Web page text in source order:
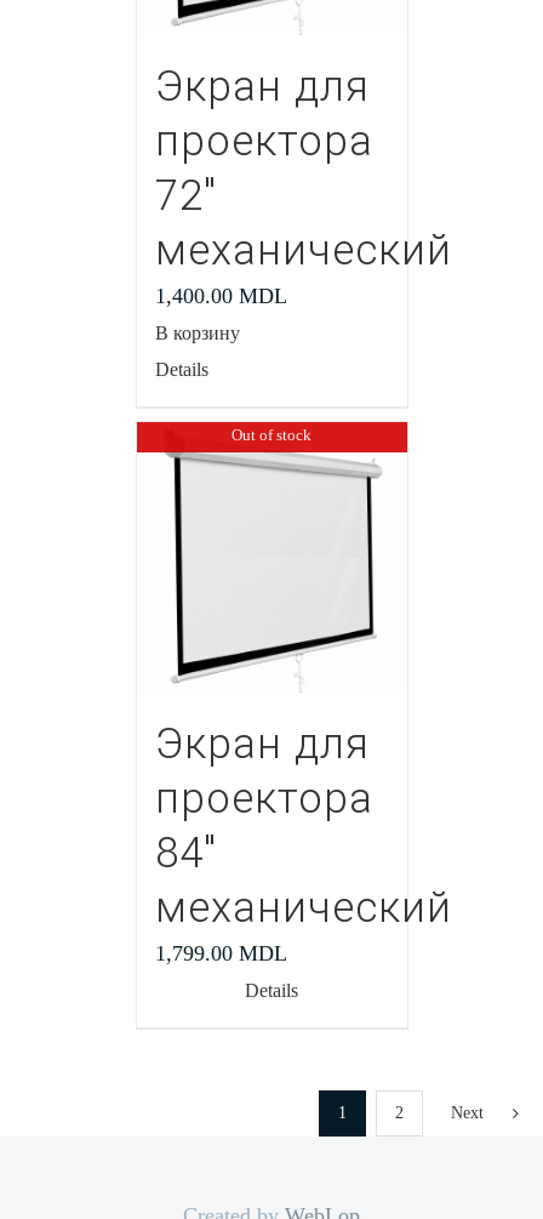
Экран для
проектора
72″
механический
1,400.00 MDL
В корзину
Details
Out of stock
Экран для
проектора
84″
механический
1,799.00 MDL
Details
1 2 Next